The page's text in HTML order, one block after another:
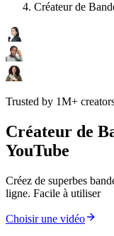
Créateur de
Trusted by 1M+
Créateur de
YouTube
Créez de superbes
ligne. Facile à utiliser
Choisir une vidéo